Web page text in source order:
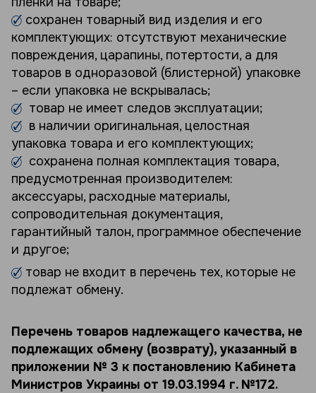
сохранен товарный вид изделия и его
комплектующих: отсутствуют механические
повреждения, царапины, потертости, а для
товаров в одноразовой (блистерной) упаковке
– если упаковка не вскрывалась;
товар не имеет следов эксплуатации;
в наличии оригинальная, целостная
упаковка товара и его комплектующих;
сохранена полная комплектация товара,
предусмотренная производителем:
аксессуары, расходные материалы,
сопроводительная документация,
гарантийный талон, программное обеспечение
и другое;
товар не входит в перечень тех, которые не
подлежат обмену.
Перечень товаров надлежащего качества, не
подлежащих обмену (возврату), указанный в
приложении № 3 к постановлению Кабинета
Министров Украины от 19.03.1994 г. №172.